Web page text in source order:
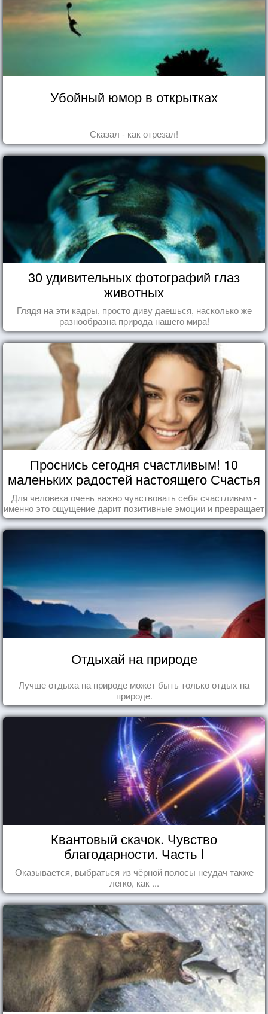
Убойный юмор в открытках
Сказал - как отрезал!
30 удивительных фотографий глаз
животных
Глядя на эти кадры, просто диву даешься, насколько же
разнообразна природа нашего мира!
Проснись сегодня счастливым! 10
маленьких радостей настоящего Счастья
Для человека очень важно чувствовать себя счастливым -
именно это ощущение дарит позитивные эмоции и превращает
каждый день в маленький праздник.
Отдыхай на природе
Лучше отдыха на природе может быть только отдых на
природе.
Квантовый скачок. Чувство
благодарности. Часть I
Оказывается, выбраться из чёрной полосы неудач также
легко, как ...